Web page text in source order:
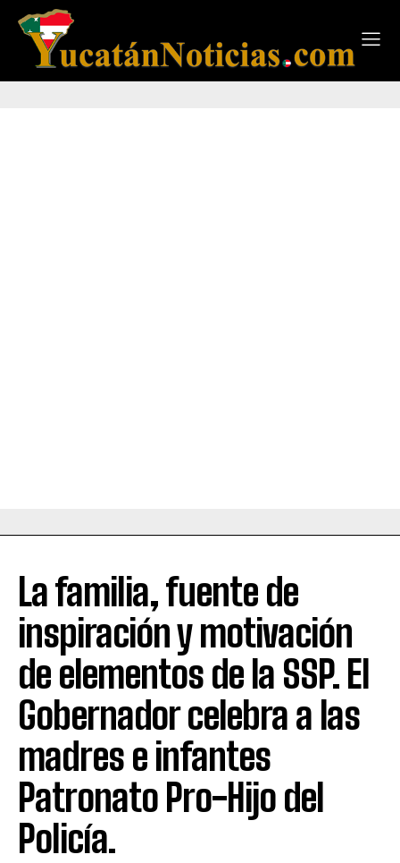
La familia, fuente de
inspiración y motivación
de elementos de la SSP. El
Gobernador celebra a las
madres e infantes
Patronato Pro-Hijo del
Policía.